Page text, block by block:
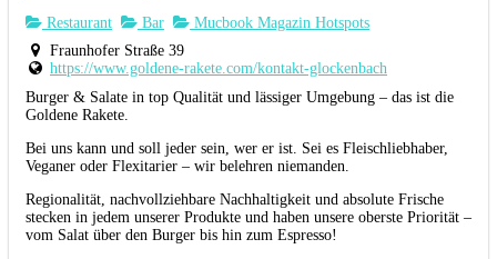
Restaurant Bar
Mucbook Magazin Hotspots
Fraunhofer Straße 39
https://www.goldene-rakete.com/kontakt-glockenbach
Burger & Salate in top Qualität und lässiger Umgebung – das ist die
Goldene Rakete.
Bei uns kann und soll jeder sein, wer er ist. Sei es Fleischliebhaber,
Veganer oder Flexitarier – wir belehren niemanden.
Regionalität, nachvollziehbare Nachhaltigkeit und absolute Frische
stecken in jedem unserer Produkte und haben unsere oberste Priorität –
vom Salat über den Burger bis hin zum Espresso!